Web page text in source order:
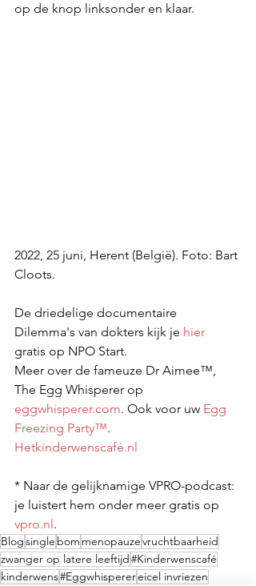
op de knop linksonder en klaar.
2022, 25 juni, Herent (België). Foto: Bart
Cloots.
De driedelige documentaire
Dilemma's van dokters kijk je hier
gratis op NPO Start.
Meer over de fameuze Dr Aimee™,
The Egg Whisperer op
eggwhisperer.com. Ook voor uw Egg
Freezing Party™.
Hetkinderwenscafé.nl
* Naar de gelijknamige VPRO-podcast:
je luistert hem onder meer gratis op
vpro.nl.
Blogsingle bom menopauzevruchtbaarheid
zwanger op latere leeftijd#Kinderwenscafé
kinderwens#Eggwhisperereicel invriezen